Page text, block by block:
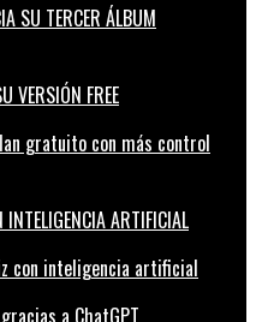
SU TERCER ÁLBUM
gratuito con más control
con inteligencia artificial